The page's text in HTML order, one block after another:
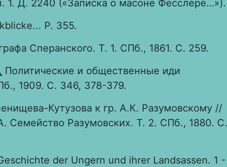
1. Д. 2240 («Записка о масоне Фесслере…»).
P. 355.
Сперанского. Т. 1. СПб., 1861. С. 259.
Политические и общественные иди
1909. С. 346, 378-379.
Кутузова к гр. А.К. Разумовскому //
Семейство Разумовских. Т. 2. СПб., 1880. С.
der Ungern und ihrer Landsassen. 1 -